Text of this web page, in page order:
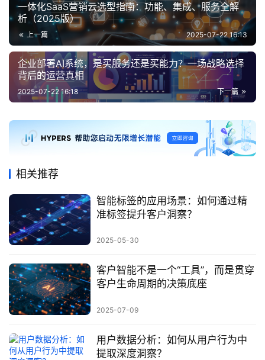
一体化SaaS营销云选型指南：功能、集成、服务全解
析（2025版）
上一篇 2025-07-22 16:13
企业部署AI系统，是买服务还是买能力？一场战略选择
背后的运营真相
下一篇
2025-07-22 16:18
相关推荐
智能标签的应用场景：如何通过精
准标签提升客户洞察？
2025-05-30
客户智能不是一个“工具”，而是贯穿
客户生命周期的决策底座
2025-07-09
用户数据分析：如何从用户行为中
提取深度洞察？